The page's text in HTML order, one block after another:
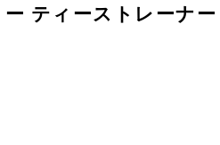
ティーストレーナ